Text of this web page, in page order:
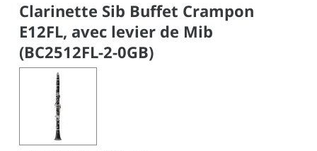
Clarinette Sib Buffet Crampon
E12FL, avec levier de Mib
(BC2512FL-2-0GB)